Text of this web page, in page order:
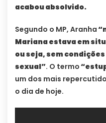
acabou absolvido.
Segundo o MP, Aranha
Mariana estava em
ou seja, sem
sexual”. O termo
um dos mais
o dia de hoje.